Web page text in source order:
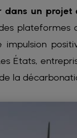
dans un projet
plateformes
impulsion
États,
la